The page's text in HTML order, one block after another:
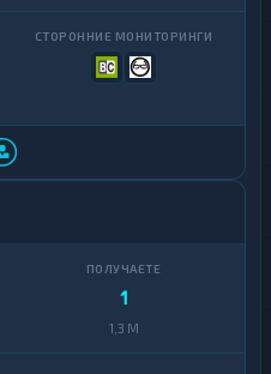
1
1,3 M